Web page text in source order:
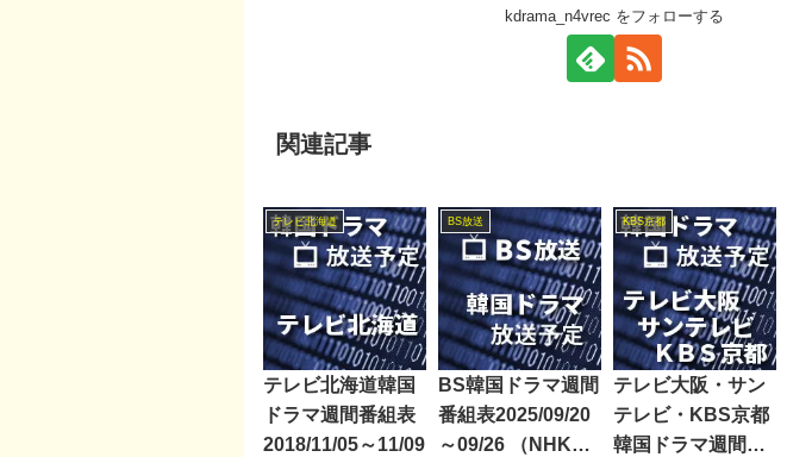
kdrama_n4vrec をフォローする
関連記事
テレビ北海道
テレビ北海道韓国
ドラマ週間番組表
2018/11/05～11/09
BS放送
BS韓国ドラマ週間
番組表2025/09/20
～09/26 （NHK
KBS京都
テレビ大阪・サン
テレビ・KBS京都
韓国ドラマ週間番